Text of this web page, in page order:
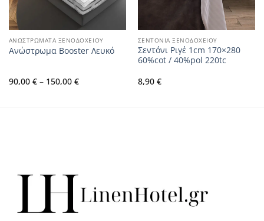
ΑΝΩΣΤΡΩΜΑΤΑ ΞΕΝΟΔΟΧΕΙΟΥ
Ανώστρωμα Booster Λευκό
90,00 € – 150,00 €Price
range:
ΣΕΝΤΟΝΙΑ ΞΕΝΟΔΟΧΕΙΟΥ
Σεντόνι Ριγέ 1cm 170×280
60%cot / 40%pol 220tc
8,90 €